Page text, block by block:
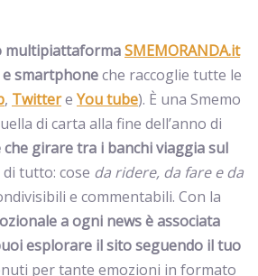
multipiattaformaSMEMORANDA.it
smartphoneche raccoglie tutte le
, Twittere You tube). È una Smemo
di carta alla fine dell’anno di
che girare tra i banchi viaggia sul
tutto: cose da ridere, da fare e da
e commentabili. Con la
a ogni news è associata
esplorare il sito seguendo il tuo
per tante emozioni in formato